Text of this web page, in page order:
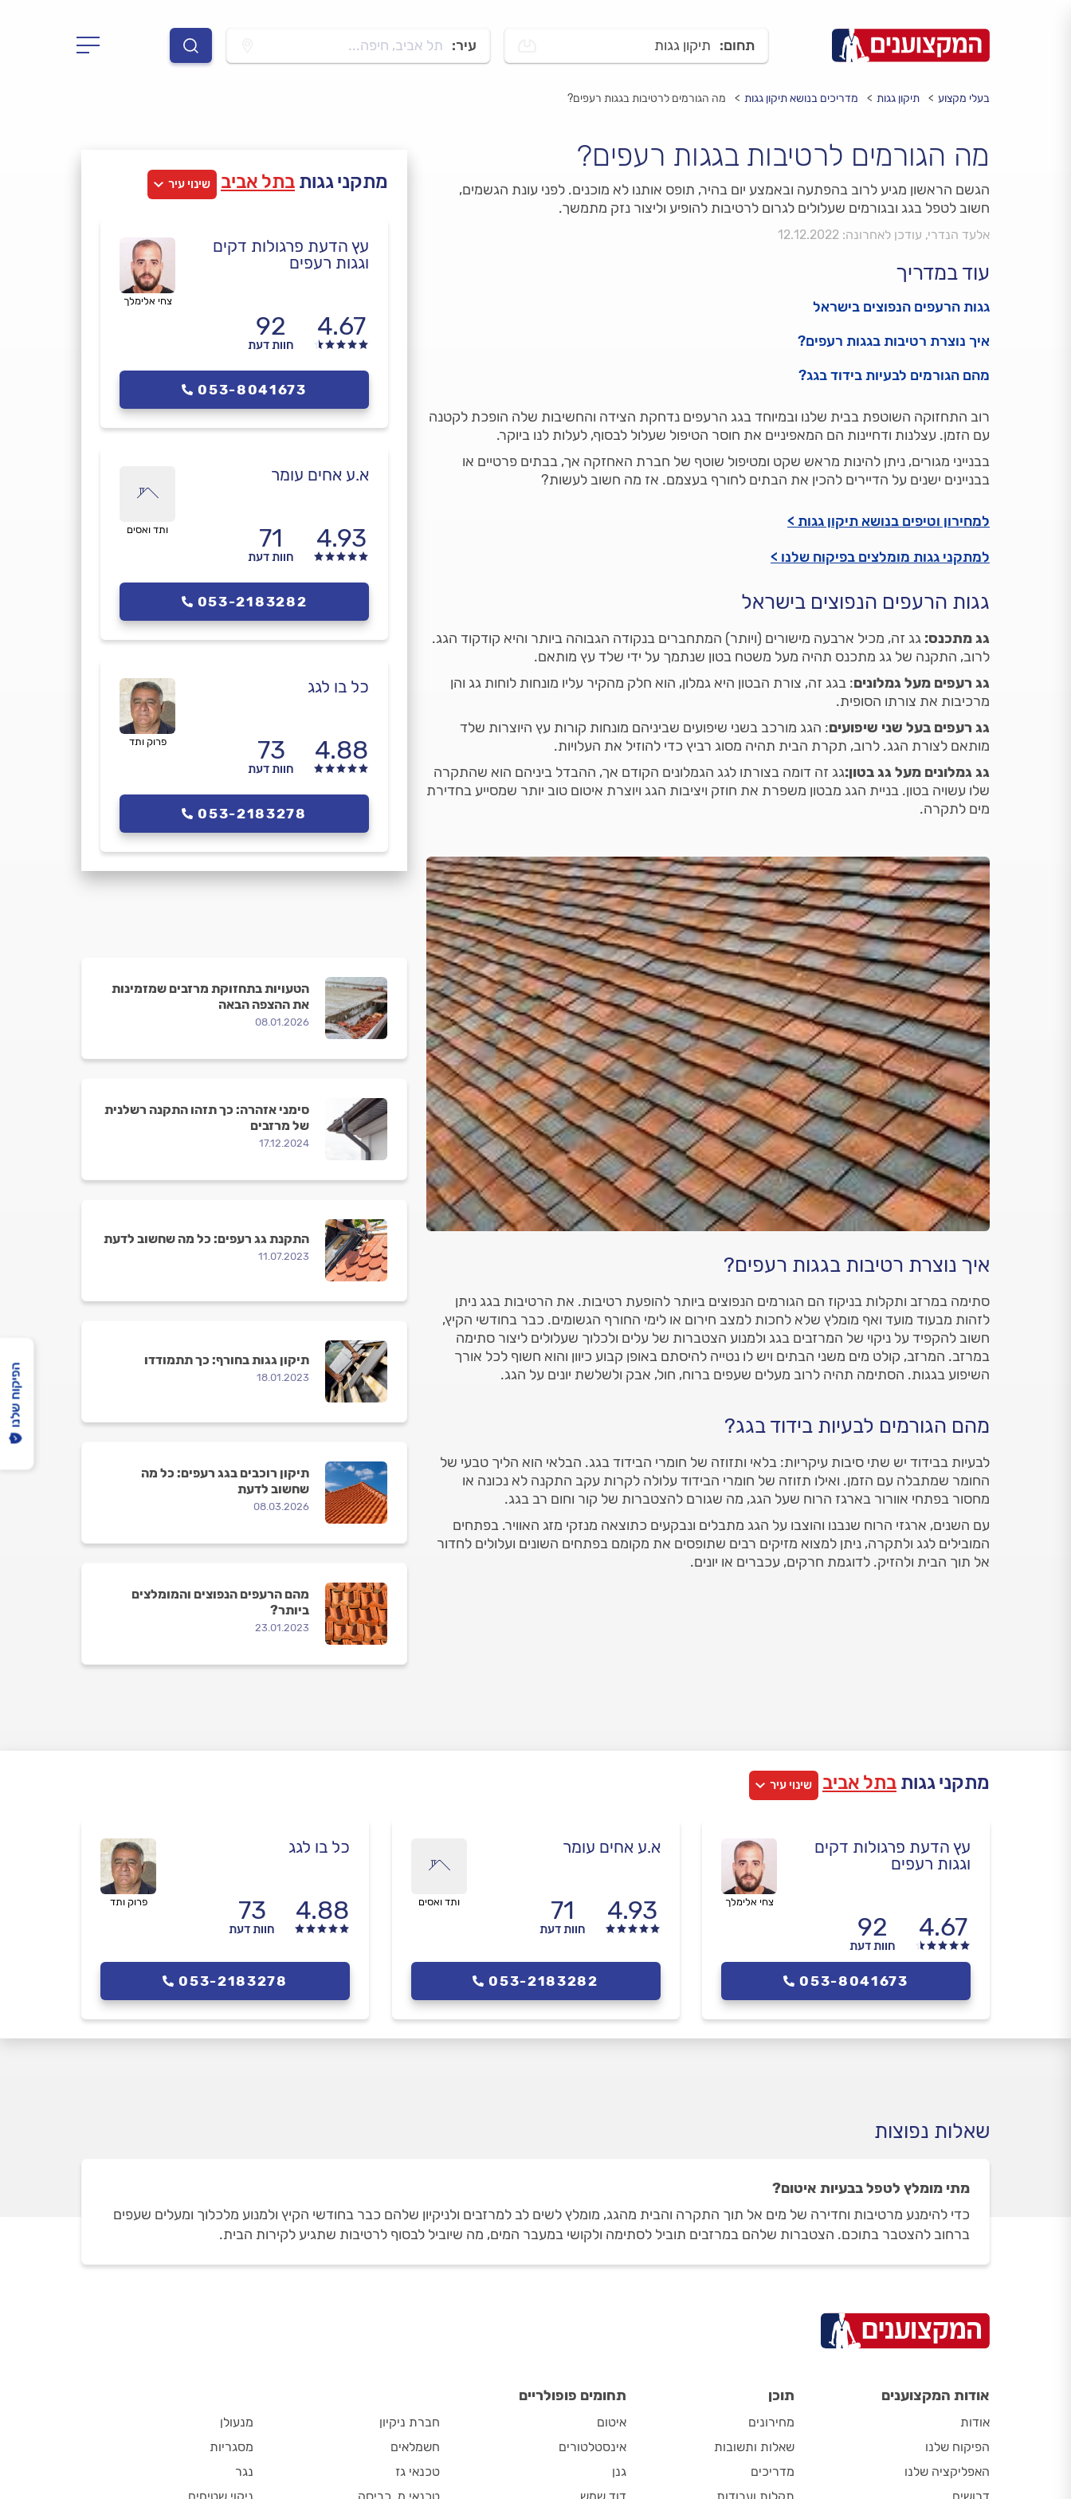
תחום: תיקון גגות עיר: תל אביב, חיפה...
בעלי מקצוע תיקון גגות מדריכים בנושא תיקון גגות מה הגורמים לרטיבות בגגות רעפים?
מה הגורמים לרטיבות בגגות רעפים?
הגשם הראשון מגיע לרוב בהפתעה ובאמצע יום בהיר, תופס אותנו לא מוכנים. לפני עונת הגשמים,
חשוב לטפל בגג ובגורמים שעלולים לגרום לרטיבות להופיע וליצור נזק מתמשך.
אלעד הנדרי, עודכן לאחרונה: 12.12.2022
עוד במדריך
גגות הרעפים הנפוצים בישראל
איך נוצרת רטיבות בגגות רעפים?
מהם הגורמים לבעיות בידוד בגג?
רוב התחזוקה השוטפת בבית שלנו ובמיוחד בגג הרעפים נדחקת הצידה והחשיבות שלה הופכת לקטנה
עם הזמן. עצלנות ודחיינות הם המאפיניים את חוסר הטיפול שעלול לבסוף, לעלות לנו ביוקר.
בבנייני מגורים, ניתן להינות מראש שקט ומטיפול שוטף של חברת האחזקה אך, בבתים פרטיים או
בבניינים ישנים על הדיירים להכין את הבתים לחורף בעצמם. אז מה חשוב לעשות?
למחירון וטיפים בנושא תיקון גגות >
למתקני גגות מומלצים בפיקוח שלנו >
גגות הרעפים הנפוצים בישראל
גג מתכנס: גג זה, מכיל ארבעה מישורים (ויותר) המתחברים בנקודה הגבוהה ביותר והיא קודקוד הגג.
לרוב, התקנה של גג מתכנס תהיה מעל משטח בטון שנתמך על ידי שלד עץ מותאם.
גג רעפים מעל גמלונים: בגג זה, צורת הבטון היא גמלון, הוא חלק מהקיר עליו מונחות לוחות גג והן
מרכיבות את צורתו הסופית.
גג רעפים בעל שני שיפועים: הגג מורכב בשני שיפועים שביניהם מונחות קורות עץ היוצרות שלד
מותאם לצורת הגג. לרוב, תקרת הבית תהיה מסוג רביץ כדי להוזיל את העלויות.
גג גמלונים מעל גג בטון:גג זה דומה בצורתו לגג הגמלונים הקודם אך, ההבדל ביניהם הוא שהתקרה
שלו עשויה בטון. בניית הגג מבטון משפרת את חוזק ויציבות הגג ויוצרת איטום טוב יותר שמסייע בחדירת
מים לתקרה.
איך נוצרת רטיבות בגגות רעפים?
סתימה במרזב ותקלות בניקוז הם הגורמים הנפוצים ביותר להופעת רטיבות. את הרטיבות בגג ניתן
לזהות מבעוד מועד ואף מומלץ שלא לחכות למצב חירום או לימי החורף הגשומים. כבר בחודשי הקיץ,
חשוב להקפיד על ניקוי של המרזבים בגג ולמנוע הצטברות של עלים ולכלוך שעלולים ליצור סתימה
במרזב. המרזב, קולט מים משני הבתים ויש לו נטייה להיסתם באופן קבוע כיוון והוא חשוף לכל אורך
השיפוע בגגות. הסתימה תהיה לרוב מעלים שעפים ברוח, חול, אבק ולשלשת יונים על הגג.
מהם הגורמים לבעיות בידוד בגג?
לבעיות בבידוד יש שתי סיבות עיקריות: בלאי ותזוזה של חומרי הבידוד בגג. הבלאי הוא הליך טבעי של
החומר שמתבלה עם הזמן. ואילו תזוזה של חומרי הבידוד עלולה לקרות עקב התקנה לא נכונה או
מחסור בפתחי אוורור בארגז הרוח שעל הגג, מה שגורם להצטברות של קור וחום רב בגג.
עם השנים, ארגזי הרוח שנבנו והוצבו על הגג מתבלים ונבקעים כתוצאה מנזקי מזג האוויר. בפתחים
המובילים לגג ולתקרה, ניתן למצוא מזיקים רבים שתופסים את מקומם בפתחים השונים ועלולים לחדור
אל תוך הבית ולהזיק. לדוגמת חרקים, עכברים או יונים.
מתקני גגות בתל אביב שינוי עיר
עץ הדעת פרגולות דקים
וגגות רעפים
4.67
92
חוות דעת
צחי אלימלך
053-8041673
א.ע אחים עומר
4.93
71
חוות דעת
ותד ואסים
053-2183282
כל בו לגג
4.88
73
חוות דעת
פרוק ותד
053-2183278
הטעויות בתחזוקת מרזבים שמזמינות
את ההצפה הבאה
08.01.2026
סימני אזהרה: כך תזהו התקנה רשלנית
של מרזבים
17.12.2024
התקנת גג רעפים: כל מה שחשוב לדעת
11.07.2023
תיקון גגות בחורף: כך תתמודדו
18.01.2023
תיקון רוכבים בגג רעפים: כל מה
שחשוב לדעת
08.03.2026
מהם הרעפים הנפוצים והמומלצים
ביותר?
23.01.2023
מתקני גגות בתל אביב שינוי עיר
עץ הדעת פרגולות דקים
וגגות רעפים
4.67
92
חוות דעת
צחי אלימלך
053-8041673
א.ע אחים עומר
4.93
71
חוות דעת
ותד ואסים
053-2183282
כל בו לגג
4.88
73
חוות דעת
פרוק ותד
053-2183278
שאלות נפוצות
מתי מומלץ לטפל בבעיות איטום?
כדי להימנע מרטיבות וחדירה של מים אל תוך התקרה והבית מהגג, מומלץ לשים לב למרזבים ולניקיון שלהם כבר בחודשי הקיץ ולמנוע מלכלוך ומעלים שעפים
ברחוב להצטבר בתוכם. הצטברות שלהם במרזבים תוביל לסתימה ולקושי במעבר המים, מה שיוביל לבסוף לרטיבות שתגיע לקירות הבית.
הפיקוח שלנו
אודות המקצוענים
אודות
הפיקוח שלנו
האפליקציה שלנו
תוכן
מחירונים
שאלות ותשובות
מדריכים
תחומים פופולריים
איטום
אינסטלטורים
גנן
חברת ניקיון
חשמלאים
טכנאי גז
מנעולן
מסגריות
נגר